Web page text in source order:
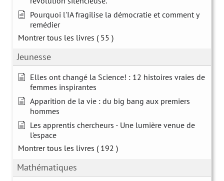
Pourquoi l'IA fragilise la démocratie et comment y
remédier
Montrer tous les livres ( 55 )
Jeunesse
Elles ont changé la Science! : 12 histoires vraies de
femmes inspirantes
Apparition de la vie : du big bang aux premiers
hommes
Les apprentis chercheurs - Une lumière venue de
l'espace
Montrer tous les livres ( 192 )
Mathématiques